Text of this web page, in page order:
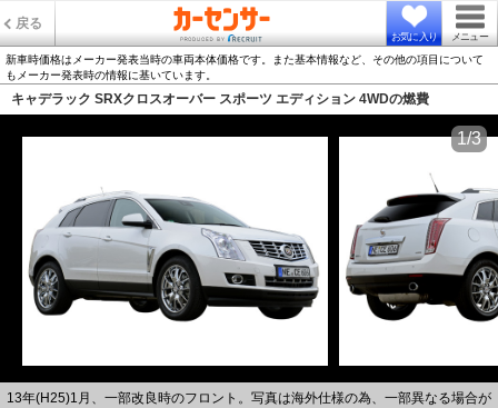
戻る
お気に入り メニュー
新車時価格はメーカー発表当時の車両本体価格です。また基本情報など、その他の項目について
もメーカー発表時の情報に基いています。
キャデラック SRXクロスオーバー スポーツ エディション 4WDの燃費
13年(H25)1月、一部改良時のフロント。写真は海外仕様の為、一部異なる場合が
1/3